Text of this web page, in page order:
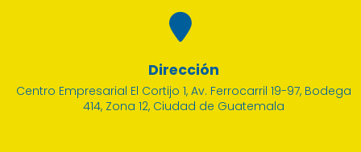
Dirección
Centro Empresarial El Cortijo 1, Av. Ferrocarril 19-97, Bodega
414, Zona 12, Ciudad de Guatemala